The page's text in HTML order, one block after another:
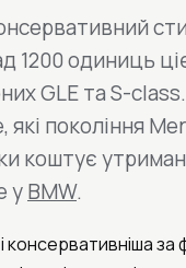
1200 одиниць
GLE та S-
які покоління
коштує
уBMW.
за